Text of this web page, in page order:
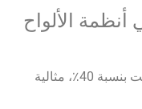
الألواح
تخفيض لوحات التنورة وقت التثبيت بنسبة 40٪، مثالية